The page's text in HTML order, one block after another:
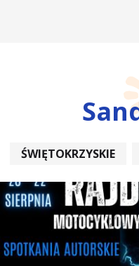
ŚWIĘTOKRZYSKIE